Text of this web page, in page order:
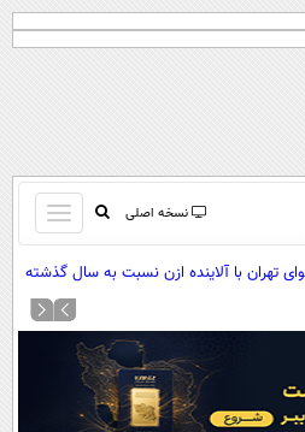
نسخه اصلی
باز
و
بسته
کردن
صفحه اول
آرشیو
نظرسنجی
آب و هوا